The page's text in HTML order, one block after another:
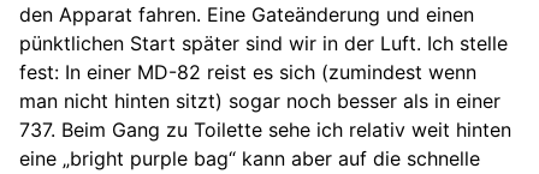
den Apparat fahren. Eine Gateänderung und einen
pünktlichen Start später sind wir in der Luft. Ich stelle
fest: In einer MD-82 reist es sich (zumindest wenn
man nicht hinten sitzt) sogar noch besser als in einer
737. Beim Gang zu Toilette sehe ich relativ weit hinten
eine „bright purple bag“ kann aber auf die schnelle